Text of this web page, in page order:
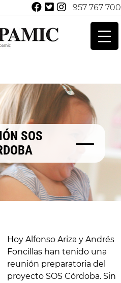
957 767 700
SOS
Hoy Alfonso Ariza y Andrés
Foncillas han tenido una
reunión preparatoria del
proyecto SOS Córdoba. Sin